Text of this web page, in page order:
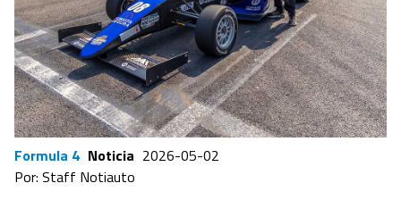
Formula 4 Noticia 2026-05-02
Por: Staff Notiauto